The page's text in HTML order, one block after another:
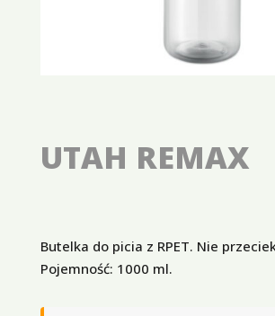
UTAH REMAX
Butelka do picia z RPET. Nie
Pojemność: 1000 ml.